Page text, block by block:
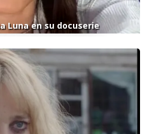
Luna en su docuserie